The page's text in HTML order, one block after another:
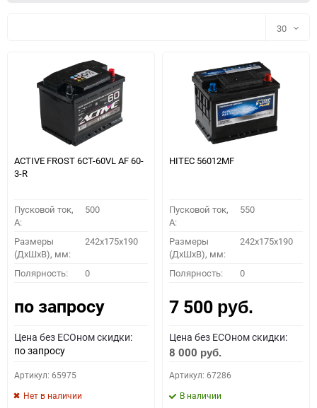
ПОДОБРАТЬ
Как определить полярность?
0 - обратная 1 - прямая 3 - обратная 4 - прямая
30
30
60
ACTIVE FROST 6СТ-60VL АF 60-
3-R
Пусковой ток,
A:
500
Размеры
(ДхШхВ), мм:
242x175x190
Полярность: 0
по запросу
Цена без ECOном скидки:
по запросу
Артикул: 65975
Нет в наличии
HITEC 56012MF
Пусковой ток,
A:
550
Размеры
(ДхШхВ), мм:
242x175x190
Полярность: 0
7 500 руб.
Цена без ECOном скидки:
8 000 руб.
Артикул: 67286
В наличии